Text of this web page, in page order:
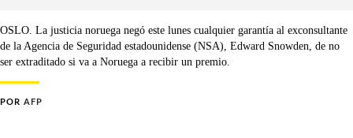
OSLO. La justicia noruega negó este lunes cualquier garantía al exconsultante
de la Agencia de Seguridad estadounidense (NSA), Edward Snowden, de no
ser extraditado si va a Noruega a recibir un premio.
POR AFP